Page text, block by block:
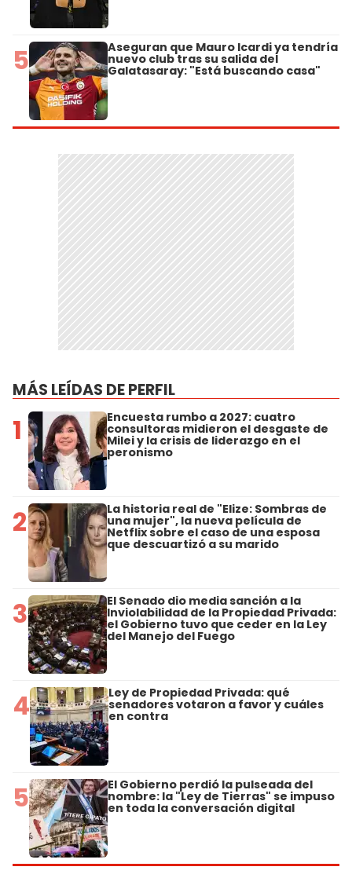
5 Aseguran que Mauro Icardi ya tendría
nuevo club tras su salida del
Galatasaray: "Está buscando casa"
MÁS LEÍDAS DE PERFIL
1 Encuesta rumbo a 2027: cuatro
consultoras midieron el desgaste de
Milei y la crisis de liderazgo en el
peronismo
2 La historia real de "Elize: Sombras de
una mujer", la nueva película de
Netflix sobre el caso de una esposa
que descuartizó a su marido
3 El Senado dio media sanción a la
Inviolabilidad de la Propiedad Privada:
el Gobierno tuvo que ceder en la Ley
del Manejo del Fuego
4 Ley de Propiedad Privada: qué
senadores votaron a favor y cuáles
en contra
5 El Gobierno perdió la pulseada del
nombre: la "Ley de Tierras" se impuso
en toda la conversación digital